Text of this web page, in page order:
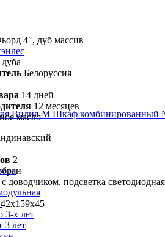
Вилия-М Шкаф комбинированный
3-х лет
3 лет
4", дуб массив
Белоруссия
14 дней
12 месяцев
масло
2
доводчиком, подсветка светодиодная